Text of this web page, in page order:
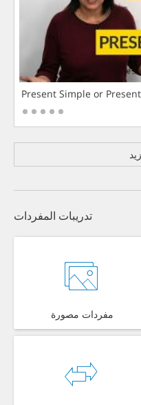
Present Simple or
تدريبات المفردات
مفردات مصورة